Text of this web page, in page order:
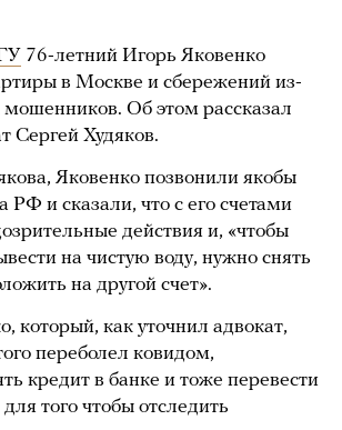
76-летний Игорь Яковенко
в Москве и сбережений из-
Об этом рассказал
Сергей Худяков.
Яковенко позвонили якобы
РФ и сказали, что с его счетами
действия и, «чтобы
на чистую воду, нужно снять
на другой счет».
который, как уточнил адвокат,
переболел ковидом,
кредит в банке и тоже перевести
того чтобы отследить